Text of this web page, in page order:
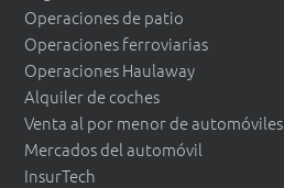
Operaciones de patio
Operaciones ferroviarias
Operaciones Haulaway
Alquiler de coches
Venta al por menor de automóviles
Mercados del automóvil
InsurTech